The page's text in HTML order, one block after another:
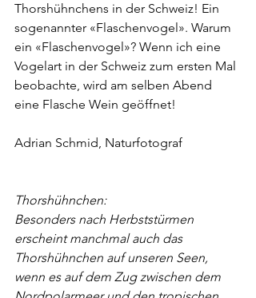
Thorshühnchens in der Schweiz! Ein
sogenannter «Flaschenvogel». Warum
ein «Flaschenvogel»? Wenn ich eine
Vogelart in der Schweiz zum ersten Mal
beobachte, wird am selben Abend
eine Flasche Wein geöffnet!
Adrian Schmid, Naturfotograf
Thorshühnchen:
Besonders nach Herbststürmen
erscheint manchmal auch das
Thorshühnchen auf unseren Seen,
wenn es auf dem Zug zwischen dem